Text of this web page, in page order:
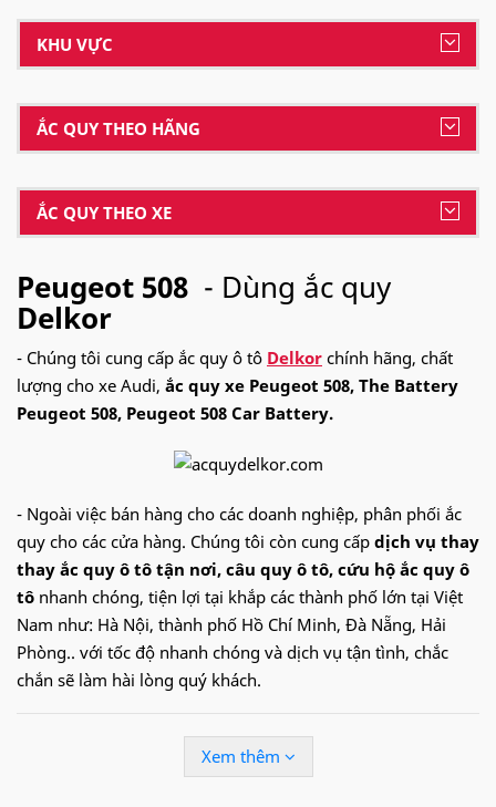
KHU VỰC
ẮC QUY THEO HÃNG
ẮC QUY THEO XE
Peugeot 508 - Dùng ắc quy
Delkor
- Chúng tôi cung cấp ắc quy ô tô Delkor chính hãng, chất
lượng cho xe Audi, ắc quy xe Peugeot 508, The Battery
Peugeot 508, Peugeot 508 Car Battery.
- Ngoài việc bán hàng cho các doanh nghiệp, phân phối ắc
quy cho các cửa hàng. Chúng tôi còn cung cấp dịch vụ thay
thay ắc quy ô tô tận nơi, câu quy ô tô, cứu hộ ắc quy ô
tô nhanh chóng, tiện lợi tại khắp các thành phố lớn tại Việt
Nam như: Hà Nội, thành phố Hồ Chí Minh, Đà Nẵng, Hải
Phòng.. với tốc độ nhanh chóng và dịch vụ tận tình, chắc
chắn sẽ làm hài lòng quý khách.
09.68.68.30.97để được hỗ trợ nhanh
cho xePeugeot 508
Xem thêm